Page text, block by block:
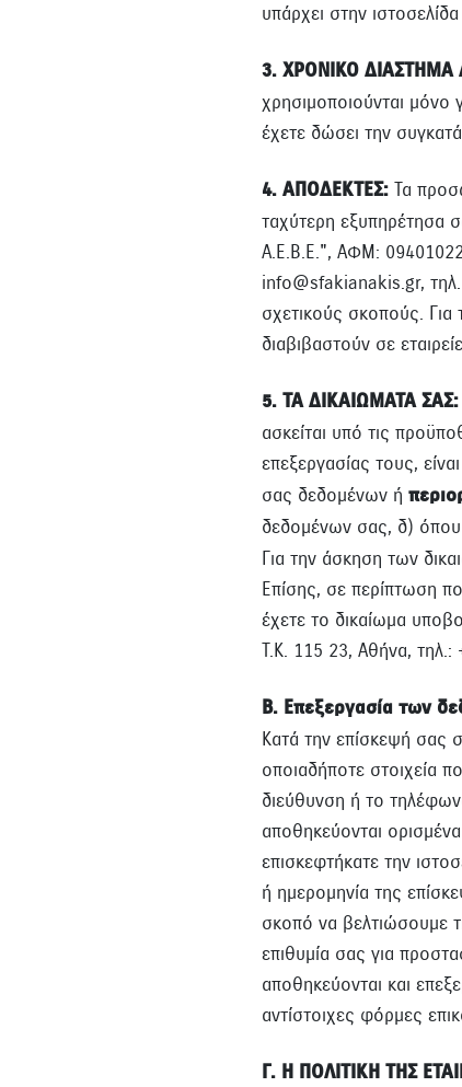
υπάρχει στην
3. ΧΡΟΝΙΚΟ
χρησιμοποιούνται
έχετε δώσει την
4. ΑΠΟΔΕΚΤΕΣ: Τα
ταχύτερη εξυπηρέτησα
Α.Ε.Β.Ε.", ΑΦΜ:
info@sfakianakis.gr, τηλ.
σχετικούς σκοπούς.
διαβιβαστούν σε
5. ΤΑ ΔΙΚΑΙΩΜΑΤΑ ΣΑΣ:
ασκείται υπό τις
επεξεργασίας τους,
σας δεδομένων ή
δεδομένων σας, δ) όπου
Για την άσκηση των
Επίσης, σε περίπτωση
έχετε το δικαίωμα
Τ.Κ. 115 23, Αθήνα,
Β. Επεξεργασία των
Κατά την επίσκεψή σας
οποιαδήποτε στοιχεία
διεύθυνση ή το
αποθηκεύονται
επισκεφτήκατε την
ή ημερομηνία της
σκοπό να βελτιώσουμε
επιθυμία σας για
αποθηκεύονται και
αντίστοιχες φόρμες
Γ. Η ΠΟΛΙΤΙΚΗ ΤΗΣ